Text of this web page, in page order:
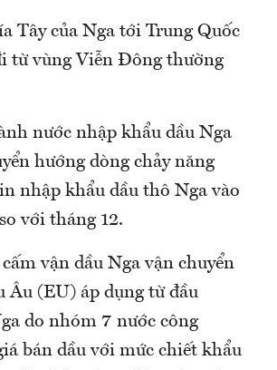
Tây của Nga tới Trung Quốc
từ vùng Viễn Đông thường
nước nhập khẩu dầu Nga
hướng dòng chảy năng
nhập khẩu dầu thô Nga vào
với tháng 12.
vận dầu Nga vận chuyển
Âu (EU) áp dụng từ đầu
do nhóm 7 nước công
bán dầu với mức chiết khẩu